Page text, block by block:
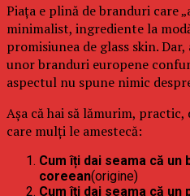
Piața e plină de branduri care
minimalist, ingrediente la
promisiunea de glass skin.
unor branduri europene
aspectul nu spune nimic
Așa că hai să lămurim,
care mulți le amestecă:
Cum îți dai seama că
coreean(origine)
Cum îți dai seama că